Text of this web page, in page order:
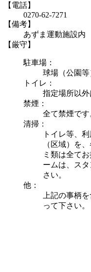
【電話】
0270-62-7271
【備考】
あずま運動施設内
【厳守】
駐車場：
球場（公園等
トイレ：
指定場所以外
禁煙：
全て禁煙です
清掃：
トイレ等、
（区域）を
ミ類は全て
ームは、ス
さい。
他：
上記の事柄
って下さい。